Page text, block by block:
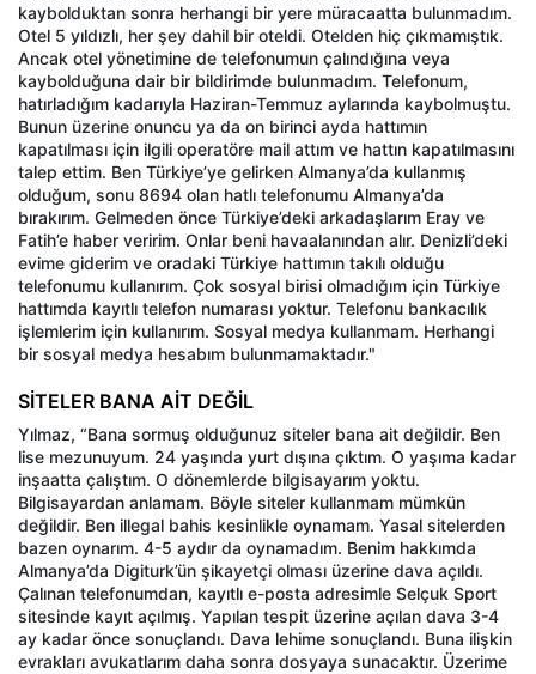
kaybolduktan sonra herhangi bir yere müracaatta bulunmadım.
Otel 5 yıldızlı, her şey dahil bir oteldi. Otelden hiç çıkmamıştık.
Ancak otel yönetimine de telefonumun çalındığına veya
kaybolduğuna dair bir bildirimde bulunmadım. Telefonum,
hatırladığım kadarıyla Haziran-Temmuz aylarında kaybolmuştu.
Bunun üzerine onuncu ya da on birinci ayda hattımın
kapatılması için ilgili operatöre mail attım ve hattın kapatılmasını
talep ettim. Ben Türkiye’ye gelirken Almanya’da kullanmış
olduğum, sonu 8694 olan hatlı telefonumu Almanya’da
bırakırım. Gelmeden önce Türkiye’deki arkadaşlarım Eray ve
Fatih’e haber veririm. Onlar beni havaalanından alır. Denizli’deki
evime giderim ve oradaki Türkiye hattımın takılı olduğu
telefonumu kullanırım. Çok sosyal birisi olmadığım için Türkiye
hattımda kayıtlı telefon numarası yoktur. Telefonu bankacılık
işlemlerim için kullanırım. Sosyal medya kullanmam. Herhangi
bir sosyal medya hesabım bulunmamaktadır."
SİTELER BANA AİT DEĞİL
Yılmaz, “Bana sormuş olduğunuz siteler bana ait değildir. Ben
lise mezunuyum. 24 yaşında yurt dışına çıktım. O yaşıma kadar
inşaatta çalıştım. O dönemlerde bilgisayarım yoktu.
Bilgisayardan anlamam. Böyle siteler kullanmam mümkün
değildir. Ben illegal bahis kesinlikle oynamam. Yasal sitelerden
bazen oynarım. 4-5 aydır da oynamadım. Benim hakkımda
Almanya’da Digiturk’ün şikayetçi olması üzerine dava açıldı.
Çalınan telefonumdan, kayıtlı e-posta adresimle Selçuk Sport
sitesinde kayıt açılmış. Yapılan tespit üzerine açılan dava 3-4
ay kadar önce sonuçlandı. Dava lehime sonuçlandı. Buna ilişkin
evrakları avukatlarım daha sonra dosyaya sunacaktır. Üzerime